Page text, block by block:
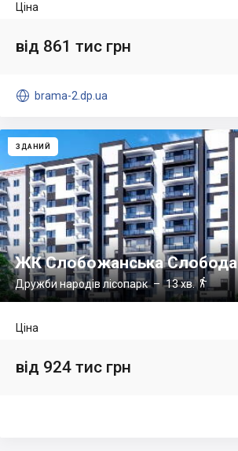
Ціна
від 861 тис грн
 brama-2.dp.ua
ЗДАНИЙ
ЖК Слобожанська Слобода
Дружби народів лісопарк– 13 хв.
Ціна
від 924 тис грн